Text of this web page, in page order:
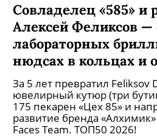
Совладелец «585» и
Алексей Феликсов —
лабораторных
нюдсах в кольцах и
За 5 лет превратил Feliksov
ювелирный кутюр (три
175 пекарен «Цех 85» и
развитие бренда
Faces Team. ТОП50 2026!